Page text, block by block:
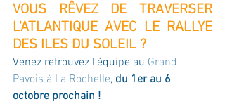
VOUS RÊVEZ DE TRAVERSER
L'ATLANTIQUE AVEC LE RALLYE
DES ILES DU SOLEIL ?
Venez retrouvez l'équipe au Grand
Pavois à La Rochelle, du 1er au 6
octobre prochain !